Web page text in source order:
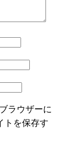
ラウザーに
トを保存す